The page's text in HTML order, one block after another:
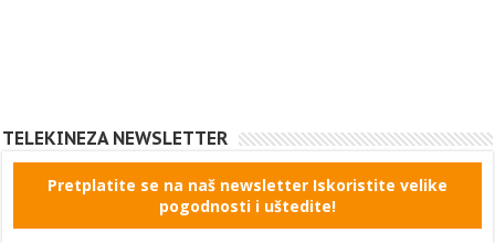
TELEKINEZA NEWSLETTER
Pretplatite se na naš newsletter Iskoristite velike
pogodnosti i uštedite!